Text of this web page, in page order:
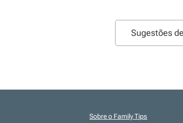
Sugestões
Sobre o Family Tips